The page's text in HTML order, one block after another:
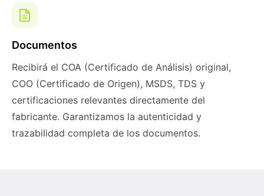
Documentos
Recibirá el COA (Certificado de Análisis) original,
COO (Certificado de Origen), MSDS, TDS y
certificaciones relevantes directamente del
fabricante. Garantizamos la autenticidad y
trazabilidad completa de los documentos.